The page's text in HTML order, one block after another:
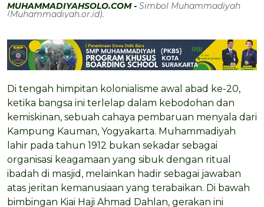
MUHAMMADIYAHSOLO.COM - Simbol Muhammadiyah
(Muhammadiyah.or.id).
Di tengah himpitan kolonialisme awal abad ke-20,
ketika bangsa ini terlelap dalam kebodohan dan
kemiskinan, sebuah cahaya pembaruan menyala dari
Kampung Kauman, Yogyakarta. Muhammadiyah
lahir pada tahun 1912 bukan sekadar sebagai
organisasi keagamaan yang sibuk dengan ritual
ibadah di masjid, melainkan hadir sebagai jawaban
atas jeritan kemanusiaan yang terabaikan. Di bawah
bimbingan Kiai Haji Ahmad Dahlan, gerakan ini